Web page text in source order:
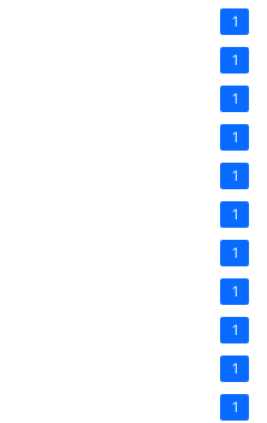
1
1
1
1
1
1
1
1
1
1
1